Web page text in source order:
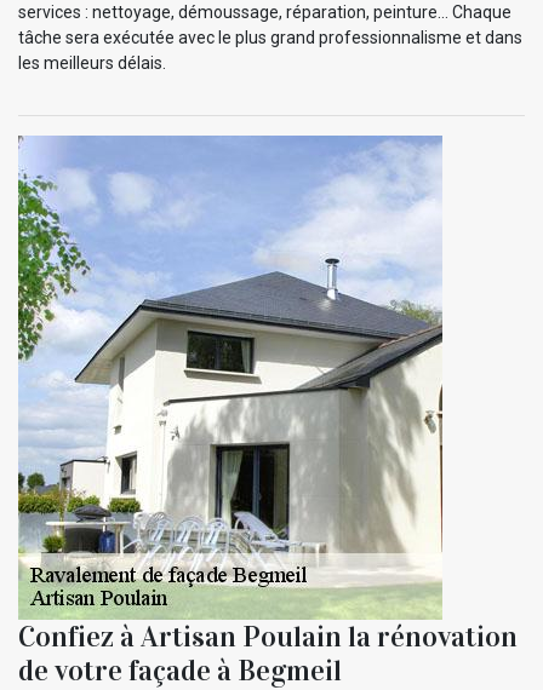
services : nettoyage, démoussage, réparation, peinture… Chaque
tâche sera exécutée avec le plus grand professionnalisme et dans
les meilleurs délais.
Confiez à Artisan Poulain la rénovation
de votre façade à Begmeil